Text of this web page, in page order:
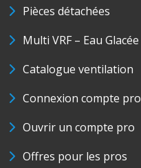
Pièces détachées
Multi VRF – Eau Glacée
Catalogue ventilation
Connexion compte pro
Ouvrir un compte pro
Offres pour les pros